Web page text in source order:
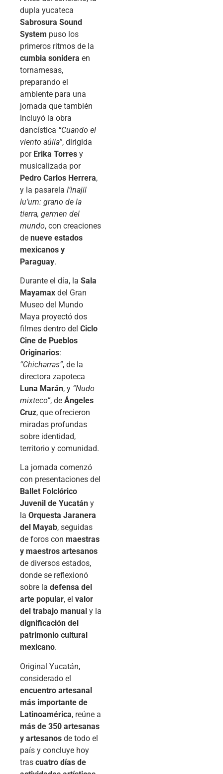
dupla yucateca
Sabrosura Sound
System puso los
primeros ritmos de la
cumbia sonidera en
tornamesas,
preparando el
ambiente para una
jornada que también
incluyó la obra
dancística “Cuando el
viento aúlla”, dirigida
por Erika Torres y
musicalizada por
Pedro Carlos Herrera,
y la pasarela I’inajil
lu’um: grano de la
tierra, germen del
mundo, con creaciones
de nueve estados
mexicanos y
Paraguay.
Durante el día, la Sala
Mayamax del Gran
Museo del Mundo
Maya proyectó dos
filmes dentro del Ciclo
Cine de Pueblos
Originarios:
“Chicharras”, de la
directora zapoteca
Luna Marán, y “Nudo
mixteco”, de Ángeles
Cruz, que ofrecieron
miradas profundas
sobre identidad,
territorio y comunidad.
La jornada comenzó
con presentaciones del
Ballet Folclórico
Juvenil de Yucatán y
la Orquesta Jaranera
del Mayab, seguidas
de foros con maestras
y maestros artesanos
de diversos estados,
donde se reflexionó
sobre la defensa del
arte popular, el valor
del trabajo manual y la
dignificación del
patrimonio cultural
mexicano.
Original Yucatán,
considerado el
encuentro artesanal
más importante de
Latinoamérica, reúne a
más de 350 artesanas
y artesanos de todo el
país y concluye hoy
tras cuatro días de